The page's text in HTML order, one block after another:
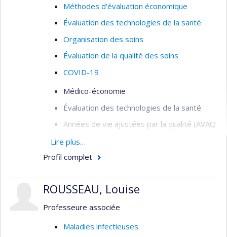
Méthodes d'évaluation économique
Évaluation des technologies de la santé
Organisation des soins
Évaluation de la qualité des soins
COVID-19
Médico-économie
Évaluation des technologies de la santé
Années de vie ajustées par la qualité (AVAQ
ou QALY)
Préférences en santé
Lire plus…
Profil complet
ROUSSEAU, Louise
Professeure associée
Maladies infectieuses